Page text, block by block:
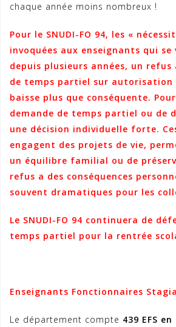
chaque année moins nombreux !
Pour le SNUDI-FO 94, les «
invoquées aux enseignants qui se
depuis plusieurs années, un refus
de temps partiel sur
baisse plus que conséquente.
demande de temps partiel ou de
une décision individuelle forte.
engagent des projets de vie,
un équilibre familial ou de
refus a des conséquences
souvent dramatiques pour les
Le SNUDI-FO 94 continuera de
temps partiel pour la rentrée
Enseignants Fonctionnaires
Le département compte 439 EFS